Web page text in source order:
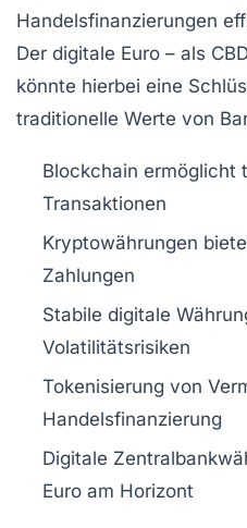
Handelsfinanzierungen
Der digitale Euro – als
könnte hierbei eine
traditionelle Werte von
Blockchain ermöglicht
Transaktionen
Kryptowährungen
Zahlungen
Stabile digitale
Volatilitätsrisiken
Tokenisierung von
Handelsfinanzierung
Digitale
Euro am Horizont